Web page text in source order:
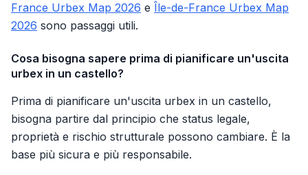
France Urbex Map 2026 e Île-de-France Urbex Map
2026 sono passaggi utili.
Cosa bisogna sapere prima di pianificare un'uscita
urbex in un castello?
Prima di pianificare un'uscita urbex in un castello,
bisogna partire dal principio che status legale,
proprietà e rischio strutturale possono cambiare. È la
base più sicura e più responsabile.